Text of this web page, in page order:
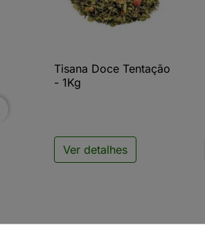
 Vista rápida
Tisana Doce Tentação
- 1Kg
Ver detalhes